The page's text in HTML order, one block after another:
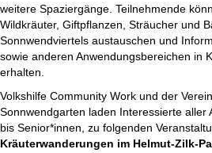
weitere Spaziergänge. Teilnehmende
Wildkräuter, Giftpflanzen, Sträucher und
Sonnwendviertels austauschen und
sowie anderen Anwendungsbereichen in
erhalten.
Volkshilfe Community Work und der
Sonnwendgarten laden Interessierte aller
bis Senior*innen, zu folgenden
Kräuterwanderungen im Helmut-Zilk-